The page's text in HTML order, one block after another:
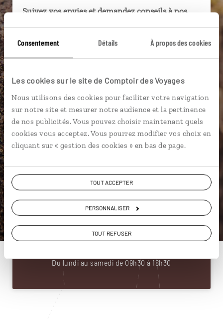
Consentement Détails À propos des cookies
Les cookies sur le site de Comptoir des Voyages
Nous utilisons des cookies pour faciliter votre navigation
sur notre site et mesurer notre audience et la pertinence
de nos publicités. Vous pouvez choisir maintenant quels
cookies vous acceptez. Vous pourrez modifier vos choix en
cliquant sur « gestion des cookies » en bas de page.
TOUT ACCEPTER
PERSONNALISER
TOUT REFUSER
Suivez vos envies et demandez conseils à nos
Ils sauront organiser votre itinéraire au plus
près de vos envies et de la réalité du pays.
connectés en agence, mais aussi par email ou
téléphone.
Vous gardez le même interlocuteur avant,
pendant et après votre voyage.
DEMANDER UN DEVIS
ou
Construisez votre voyage avec un spécialiste Namibie
01 85 08 22 99
Du lundi au samedi de 09h30 à 18h30